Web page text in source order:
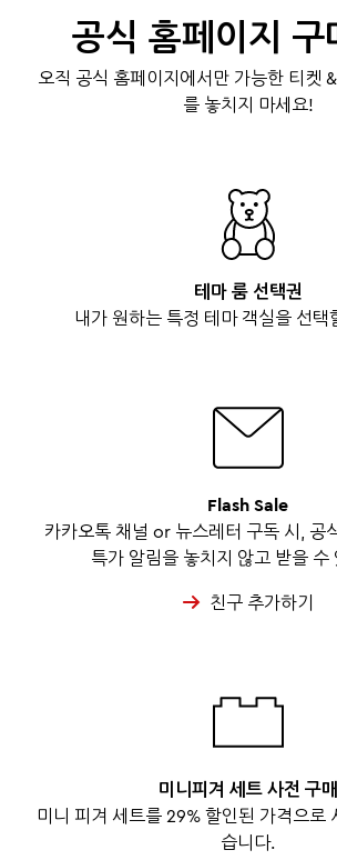
공식 홈페이지 구
오직 공식 홈페이지에서만 가능한 티켓
를 놓치지 마세요!
테마 룸 선택권
내가 원하는 특정 테마 객실을 선택
Flash Sale
카카오톡 채널 or 뉴스레터 구독 시, 공
특가 알림을 놓치지 않고 받을 수
친구 추가하기
미니피겨 세트 사전 구매
미니 피겨 세트를 29% 할인된 가격으로
습니다.